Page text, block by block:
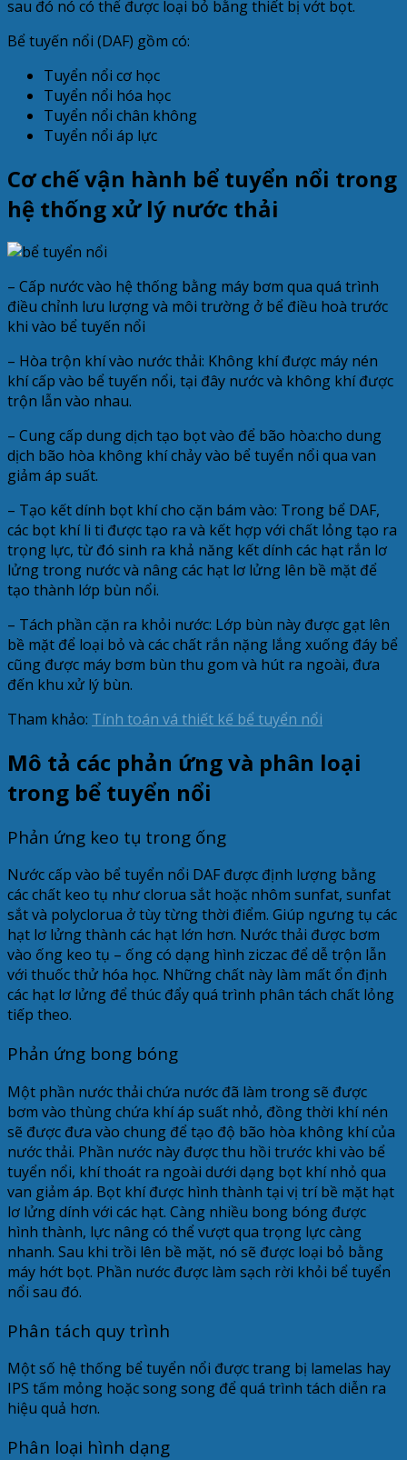
sau đó nó có thể được loại bỏ bằng thiết bị vớt bọt.
Bể tuyến nổi (DAF) gồm có:
Tuyển nổi cơ học
Tuyển nổi hóa học
Tuyển nổi chân không
Tuyển nổi áp lực
Cơ chế vận hành bể tuyển nổi trong
hệ thống xử lý nước thải
– Cấp nước vào hệ thống bằng máy bơm qua quá trình
điều chỉnh lưu lượng và môi trường ở bể điều hoà trước
khi vào bể tuyến nổi
– Hòa trộn khí vào nước thải: Không khí được máy nén
khí cấp vào bể tuyến nổi, tại đây nước và không khí được
trộn lẫn vào nhau.
– Cung cấp dung dịch tạo bọt vào để bão hòa:cho dung
dịch bão hòa không khí chảy vào bể tuyển nổi qua van
giảm áp suất.
– Tạo kết dính bọt khí cho cặn bám vào: Trong bể DAF,
các bọt khí li ti được tạo ra và kết hợp với chất lỏng tạo ra
trọng lực, từ đó sinh ra khả năng kết dính các hạt rắn lơ
lửng trong nước và nâng các hạt lơ lửng lên bề mặt để
tạo thành lớp bùn nổi.
– Tách phần cặn ra khỏi nước: Lớp bùn này được gạt lên
bề mặt để loại bỏ và các chất rắn nặng lắng xuống đáy bể
cũng được máy bơm bùn thu gom và hút ra ngoài, đưa
đến khu xử lý bùn.
Tham khảo: Tính toán vá thiết kế bể tuyển nổi
Mô tả các phản ứng và phân loại
trong bể tuyển nổi
Phản ứng keo tụ trong ống
Nước cấp vào bể tuyển nổi DAF được định lượng bằng
các chất keo tụ như clorua sắt hoặc nhôm sunfat, sunfat
sắt và polyclorua ở tùy từng thời điểm. Giúp ngưng tụ các
hạt lơ lửng thành các hạt lớn hơn. Nước thải được bơm
vào ống keo tụ – ống có dạng hình ziczac để dễ trộn lẫn
với thuốc thử hóa học. Những chất này làm mất ổn định
các hạt lơ lửng để thúc đẩy quá trình phân tách chất lỏng
tiếp theo.
Phản ứng bong bóng
Một phần nước thải chứa nước đã làm trong sẽ được
bơm vào thùng chứa khí áp suất nhỏ, đồng thời khí nén
sẽ được đưa vào chung để tạo độ bão hòa không khí của
nước thải. Phần nước này được thu hồi trước khi vào bể
tuyển nổi, khí thoát ra ngoài dưới dạng bọt khí nhỏ qua
van giảm áp. Bọt khí được hình thành tại vị trí bề mặt hạt
lơ lửng dính với các hạt. Càng nhiều bong bóng được
hình thành, lực nâng có thể vượt qua trọng lực càng
nhanh. Sau khi trồi lên bề mặt, nó sẽ được loại bỏ bằng
máy hớt bọt. Phần nước được làm sạch rời khỏi bể tuyển
nổi sau đó.
Phân tách quy trình
Một số hệ thống bể tuyển nổi được trang bị lamelas hay
IPS tấm mỏng hoặc song song để quá trình tách diễn ra
hiệu quả hơn.
Phân loại hình dạng